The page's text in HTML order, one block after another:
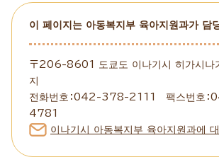
이 페이지는 아동복지부 육아지원과가 담
〒206-8601 도쿄도 이나기시 히가시나
지
전화번호：042-378-2111 팩스번호
4781
이나기시 아동복지부 육아지원과에